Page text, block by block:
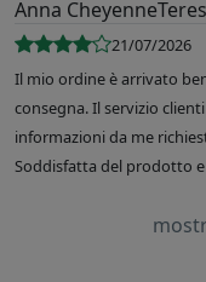
Anna
21/07/2026
Il mio ordine è arrivato
consegna. Il servizio
informazioni da me
Soddisfatta del prodotto